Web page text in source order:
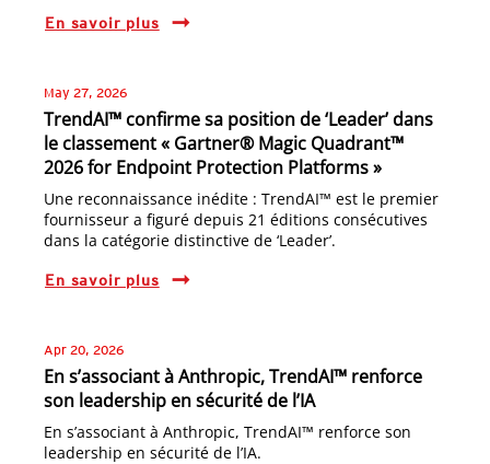
En savoir plus
May 27, 2026
TrendAI™ confirme sa position de ‘Leader’ dans
le classement « Gartner® Magic Quadrant™
2026 for Endpoint Protection Platforms »
Une reconnaissance inédite : TrendAI™ est le premier
fournisseur a figuré depuis 21 éditions consécutives
dans la catégorie distinctive de ‘Leader’.
En savoir plus
Apr 20, 2026
En s’associant à Anthropic, TrendAI™ renforce
son leadership en sécurité de l’IA
En s’associant à Anthropic, TrendAI™ renforce son
leadership en sécurité de l’IA.